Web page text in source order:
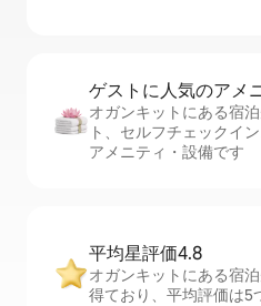
ゲストに人⁠気⁠のア⁠メ⁠
オガンキットにある宿
ト、セ⁠ル⁠フチ⁠ェ⁠ッ⁠ク⁠イ⁠
アメニティ・設備です
平均星評価4.8
オガンキットにある宿
得ており、平均評価は5